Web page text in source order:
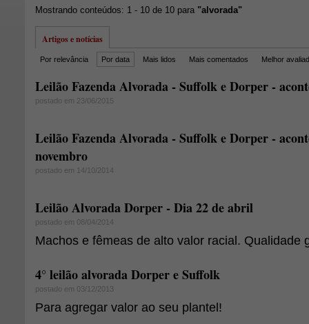
Mostrando conteúdos: 1 - 10 de 10 para "alvorada"
Artigos e notícias
Por relevância Por data Mais lidos Mais comentados Melhor
Leilão Fazenda Alvorada - Suffolk e Dorper -
postado em 23/06/2015
Leilão Fazenda Alvorada - Suffolk e Dorper -
novembro
postado em 14/10/2014
Leilão Alvorada Dorper - Dia 22 de abril
postado em 08/04/2014
Machos e fêmeas de alto valor racial. Qualidade
4° leilão alvorada Dorper e Suffolk
postado em 03/12/2013
Para agregar valor ao seu plantel!